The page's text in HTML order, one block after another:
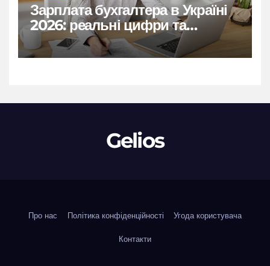
Зарплата бухгалтера в Україні
2026: реальні цифри та
нюанси
Gelios
Про нас Політика конфіденційності Угода користувача
Контакти